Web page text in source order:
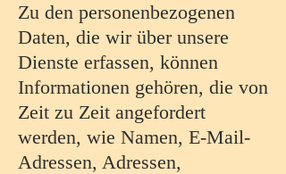
Zu den personenbezogenen
Daten, die wir über unsere
Dienste erfassen, können
Informationen gehören, die von
Zeit zu Zeit angefordert
werden, wie Namen, E-Mail-
Adressen, Adressen,